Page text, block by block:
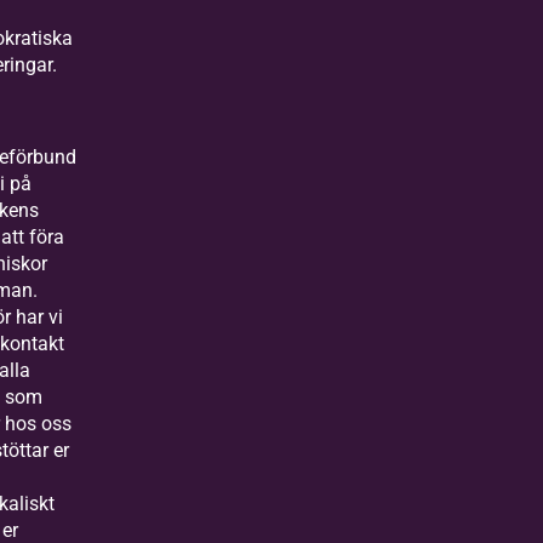
på
föra
har vi
som
hos oss
er